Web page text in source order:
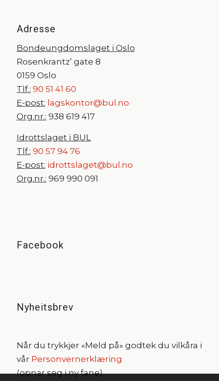
Adresse
Bondeungdomslaget i Oslo
Rosenkrantz’ gate 8
0159 Oslo
Tlf.: 90 51 41 60
E-post: lagskontor@bul.no
Org.nr.: 938 619 417
Idrottslaget i BUL
Tlf.: 90 57 94 76
E-post: idrottslaget@bul.no
Org.nr.: 969 990 091
Facebook
Nyheitsbrev
Når du trykkjer «Meld på» godtek du vilkåra i
vår Personvernerklæring
(opnar seg i ny fane).